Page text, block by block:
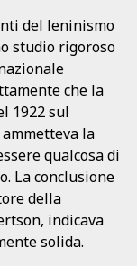
del leninismo
studio rigoroso
che la
1922 sul
la
qualcosa di
La conclusione
della
indicava
solida.